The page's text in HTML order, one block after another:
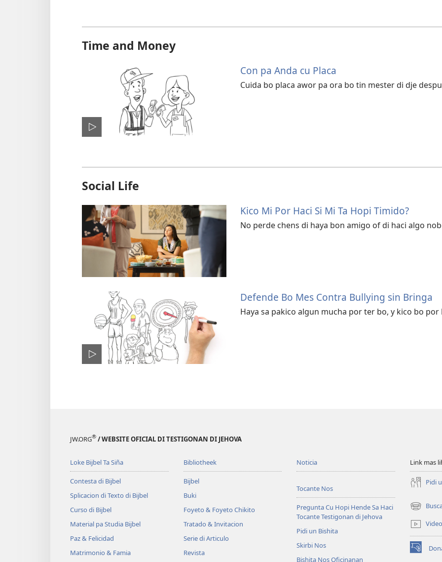
Time and Money
Con pa Anda cu Placa
Cuida bo placa awor pa ora bo tin mester di dje
Social Life
Kico Mi Por Haci Si Mi Ta Hopi Timido?
No perde chens di haya bon amigo of di haci algo
Defende Bo Mes Contra Bullying sin Bringa
Haya sa pakico algun mucha por ter bo, y kico bo por
JW.ORG® / WEBSITE OFICIAL DI TESTIGONAN DI JEHOVA
Loke Bijbel Ta Siña
Contesta di Bijbel
Splicacion di Texto di Bijbel
Curso di Bijbel
Material pa Studia Bijbel
Paz & Felicidad
Matrimonio & Famia
Bibliotheek
Bijbel
Buki
Foyeto & Foyeto Chikito
Tratado & Invitacion
Serie di Articulo
Revista
Noticia
Tocante Nos
Pregunta Cu Hopi Hende Sa Haci
Tocante Testigonan di Jehova
Pidi un Bishita
Skirbi Nos
Bishita Nos Oficinanan
Link mas
Pidi
(opens
new
window)
Video
(opens